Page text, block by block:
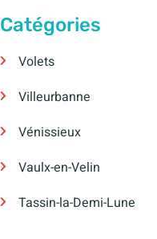
Catégories
Volets
Villeurbanne
Vénissieux
Vaulx-en-Velin
Tassin-la-Demi-Lune